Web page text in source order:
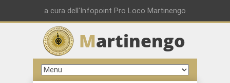
a cura dell'Infopoint Pro Loco Martinengo
Martinengo